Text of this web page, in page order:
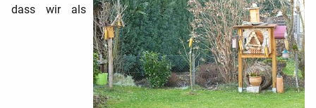
dass wir als